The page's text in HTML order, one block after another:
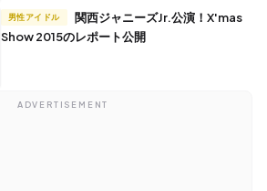
男性アイドル
Show 2015のレポート公開
ADVERTISEMENT